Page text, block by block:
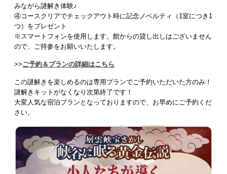
みながら謎解き体験♪
④コースクリアでチェックアウト時に記念ノベルティ（1室につき1
つ）をプレゼント
※スマートフォンを使用します。館からの貸し出しはございません
ので、ご持参をお願いいたします。
>>ご予約＆プランの詳細はこちら
この謎解きを楽しめるのは専用プランでご予約いただいた方のみ！
謎解きキットがなくなり次第終了です！
大変人気な宿泊プランとなっておりますので、お早めにご予約くだ
さい。